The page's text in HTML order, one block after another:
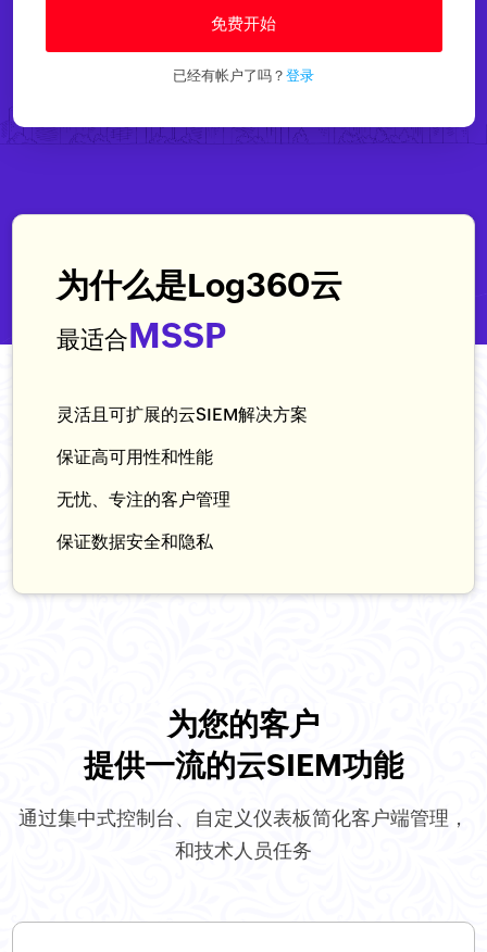
已经有帐户了吗？ 登录
为什么是Log360云
最适合MSSP
灵活且可扩展的云SIEM解决方案
保证高可用性和性能
无忧、专注的客户管理
保证数据安全和隐私
为您的客户
提供一流的云SIEM功能
通过集中式控制台、自定义仪表板简化客户端管理，
和技术人员任务